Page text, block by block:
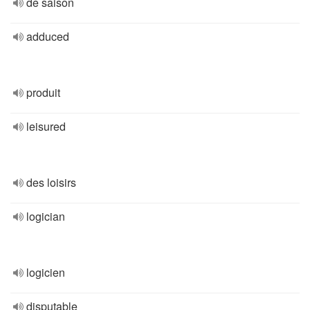
adduced
produit
leisured
des loisirs
logician
logicien
disputable